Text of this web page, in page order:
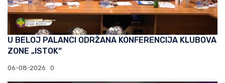
U BELOJ PALANCI ODRŽANA KONFERENCIJA KLUBOVA
ZONE „ISTOK“
06-08-2026 0